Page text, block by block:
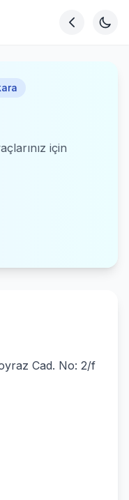
için
Cad. No: 2/f